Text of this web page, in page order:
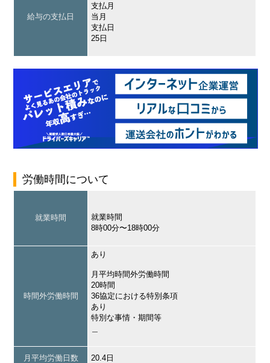
給与の支払日
支払月
当月
支払日
25日
労働時間について
就業時間
就業時間
8時00分〜18時00分
時間外労働時間
あり
月平均時間外労働時間
20時間
36協定における特別条項
あり
特別な事情・期間等
月平均労働日数 20.4日